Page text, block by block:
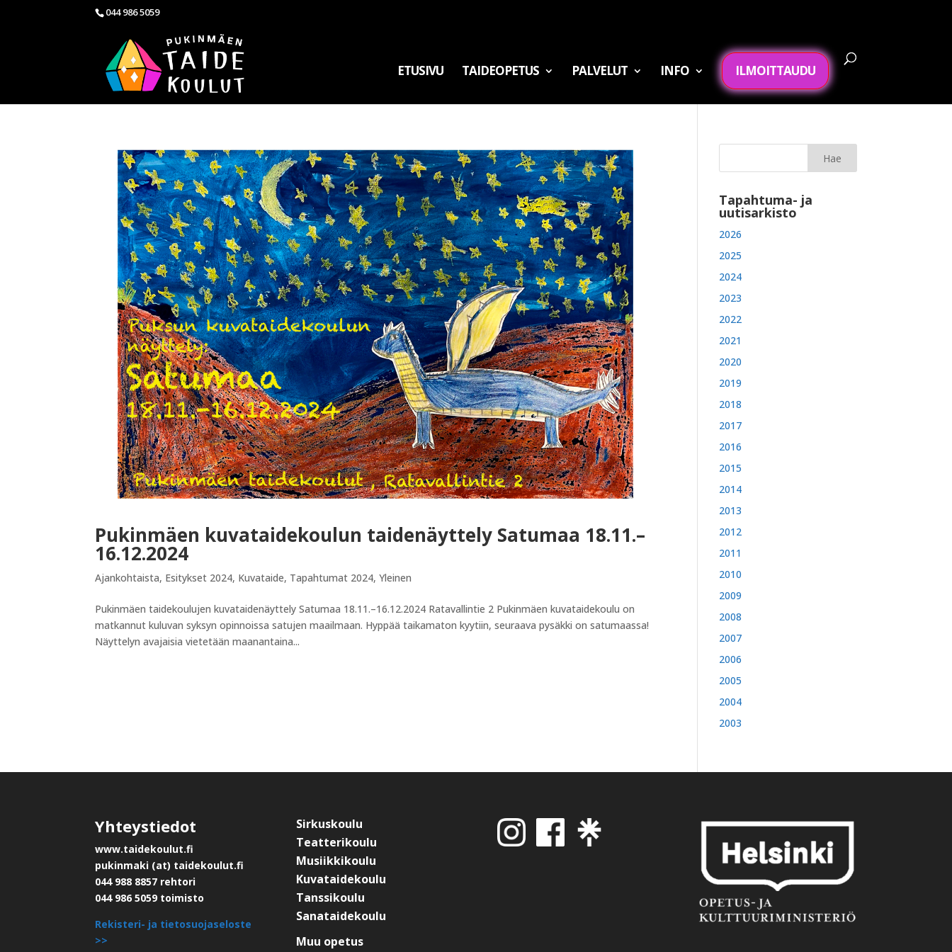
044 986 5059
ETUSIVU TAIDEOPETUS PALVELUT INFO ILMOITTAUDU
Pukinmäen kuvataidekoulun taidenäyttely Satumaa 18.11.–
16.12.2024
Ajankohtaista, Esitykset 2024, Kuvataide, Tapahtumat 2024,Yleinen
Pukinmäen taidekoulujen kuvataidenäyttely Satumaa 18.11.–16.12.2024 Ratavallintie 2 Pukinmäen kuvataidekoulu on
matkannut kuluvan syksyn opinnoissa satujen maailmaan. Hyppää taikamaton kyytiin, seuraava pysäkki on satumaassa!
Näyttelyn avajaisia vietetään maanantaina...
Tapahtuma- ja
uutisarkisto
2026
2025
2024
2023
2022
2021
2020
2019
2018
2017
2016
2015
2014
2013
2012
2011
2010
2009
2008
2007
2006
2005
2004
2003
Yhteystiedot
www.taidekoulut.fi
pukinmaki (at) taidekoulut.fi
044 988 8857 rehtori
044 986 5059 toimisto
Rekisteri- ja tietosuojaseloste
>>
Sirkuskoulu
Teatterikoulu
Musiikkikoulu
Kuvataidekoulu
Tanssikoulu
Sanataidekoulu
Muu opetus